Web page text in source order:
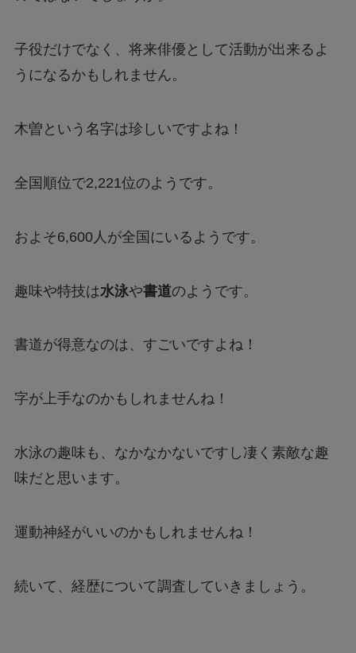
子役だけでなく、将来俳優として活動が出来るよ
うになるかもしれません。
木曽という名字は珍しいですよね！
全国順位で2,221位のようです。
およそ6,600人が全国にいるようです。
趣味や特技は水泳や書道のようです。
書道が得意なのは、すごいですよね！
字が上手なのかもしれませんね！
水泳の趣味も、なかなかないですし凄く素敵な趣
味だと思います。
運動神経がいいのかもしれませんね！
続いて、経歴について調査していきましょう。